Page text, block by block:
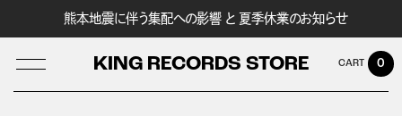
熊本地震に伴う集配への影響 と 夏季休業のお知らせ
KING RECORDS STORE 0